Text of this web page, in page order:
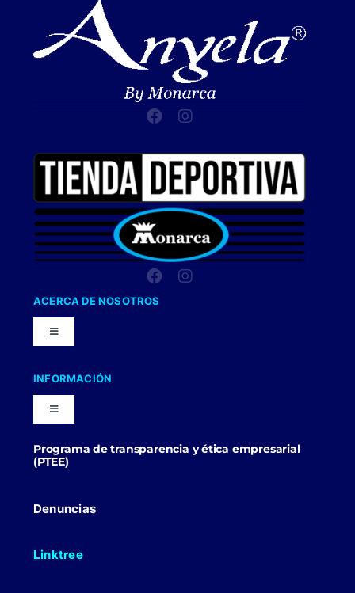
ACERCA DE NOSOTROS
Toggle
Navigation
Nuestra Compañia
Trabaja con nosotros
INFORMACIÓN
Toggle
Navigation
Blog
Politicas Comerciales
Programa de transparencia y ética empresarial
(PTEE)
Denuncias
Linktree